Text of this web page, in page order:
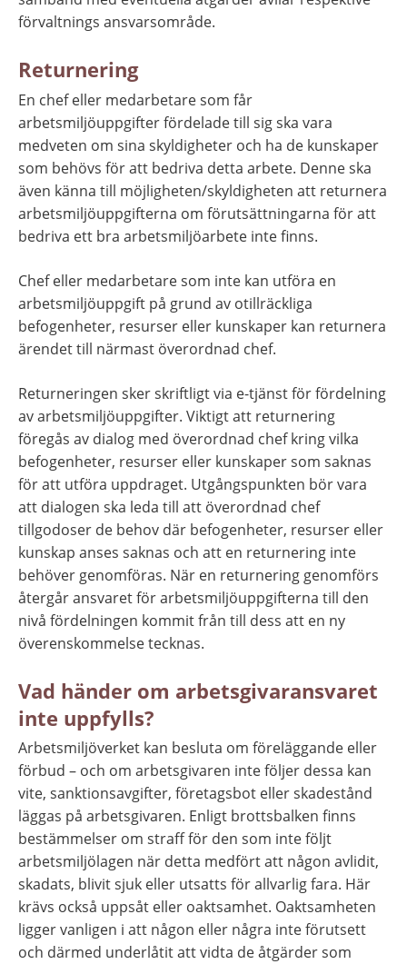
förvaltnings ansvarsområde.
Returnering
En chef eller medarbetare som får
arbetsmiljöuppgifter fördelade till sig ska vara
medveten om sina skyldigheter och ha de kunskaper
som behövs för att bedriva detta arbete. Denne ska
även känna till möjligheten/skyldigheten att returnera
arbetsmiljöuppgifterna om förutsättningarna för att
bedriva ett bra arbetsmiljöarbete inte finns.
Chef eller medarbetare som inte kan utföra en
arbetsmiljöuppgift på grund av otillräckliga
befogenheter, resurser eller kunskaper kan returnera
ärendet till närmast överordnad chef.
Returneringen sker skriftligt via e-tjänst för fördelning
av arbetsmiljöuppgifter. Viktigt att returnering
föregås av dialog med överordnad chef kring vilka
befogenheter, resurser eller kunskaper som saknas
för att utföra uppdraget. Utgångspunkten bör vara
att dialogen ska leda till att överordnad chef
tillgodoser de behov där befogenheter, resurser eller
kunskap anses saknas och att en returnering inte
behöver genomföras. När en returnering genomförs
återgår ansvaret för arbetsmiljöuppgifterna till den
nivå fördelningen kommit från till dess att en ny
överenskommelse tecknas.
Vad händer om arbetsgivaransvaret
inte uppfylls?
Arbetsmiljöverket kan besluta om föreläggande eller
förbud – och om arbetsgivaren inte följer dessa kan
vite, sanktionsavgifter, företagsbot eller skadestånd
läggas på arbetsgivaren. Enligt brottsbalken finns
bestämmelser om straff för den som inte följt
arbetsmiljölagen när detta medfört att någon avlidit,
skadats, blivit sjuk eller utsatts för allvarlig fara. Här
krävs också uppsåt eller oaktsamhet. Oaktsamheten
ligger vanligen i att någon eller några inte förutsett
och därmed underlåtit att vidta de åtgärder som